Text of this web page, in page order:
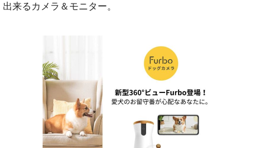
出来るカメラ＆モニター。